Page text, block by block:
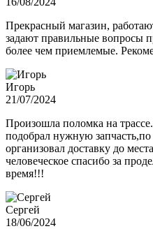
Прекрасный магазин,
задают правильные вопросы
более чем приемлемые.
Игорь
21/07/2024
Произошла поломка на
подобрал нужную
организовал доставку до
человеческое спасибо за
время!!!
Сергей
18/06/2024